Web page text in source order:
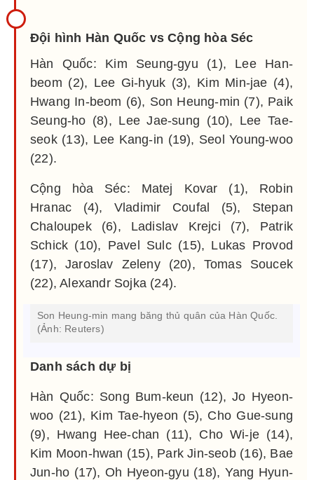
Đội hình Hàn Quốc vs Cộng hòa Séc
Hàn Quốc: Kim Seung-gyu (1), Lee Han-
beom (2), Lee Gi-hyuk (3), Kim Min-jae (4),
Hwang In-beom (6), Son Heung-min (7), Paik
Seung-ho (8), Lee Jae-sung (10), Lee Tae-
seok (13), Lee Kang-in (19), Seol Young-woo
(22).
Cộng hòa Séc: Matej Kovar (1), Robin
Hranac (4), Vladimir Coufal (5), Stepan
Chaloupek (6), Ladislav Krejci (7), Patrik
Schick (10), Pavel Sulc (15), Lukas Provod
(17), Jaroslav Zeleny (20), Tomas Soucek
(22), Alexandr Sojka (24).
Son Heung-min mang băng thủ quân của Hàn Quốc.
(Ảnh: Reuters)
Danh sách dự bị
Hàn Quốc: Song Bum-keun (12), Jo Hyeon-
woo (21), Kim Tae-hyeon (5), Cho Gue-sung
(9), Hwang Hee-chan (11), Cho Wi-je (14),
Kim Moon-hwan (15), Park Jin-seob (16), Bae
Jun-ho (17), Oh Hyeon-gyu (18), Yang Hyun-